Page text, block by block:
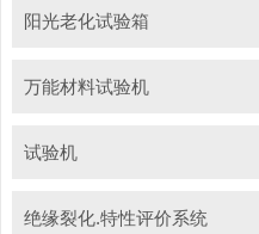
阳光老化试验箱
万能材料试验机
试验机
绝缘裂化.特性评价系统